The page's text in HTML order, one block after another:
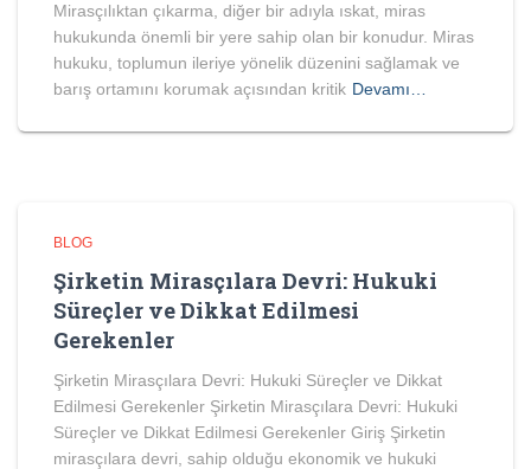
Mirasçılıktan çıkarma, diğer bir adıyla ıskat, miras
hukukunda önemli bir yere sahip olan bir konudur. Miras
hukuku, toplumun ileriye yönelik düzenini sağlamak ve
barış ortamını korumak açısından kritik Devamı…
BLOG
Şirketin Mirasçılara Devri: Hukuki
Süreçler ve Dikkat Edilmesi
Gerekenler
Şirketin Mirasçılara Devri: Hukuki Süreçler ve Dikkat
Edilmesi Gerekenler Şirketin Mirasçılara Devri: Hukuki
Süreçler ve Dikkat Edilmesi Gerekenler Giriş Şirketin
mirasçılara devri, sahip olduğu ekonomik ve hukuki